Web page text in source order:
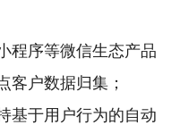
程序等微信生态产品
客户数据归集；
基于用户行为的自动